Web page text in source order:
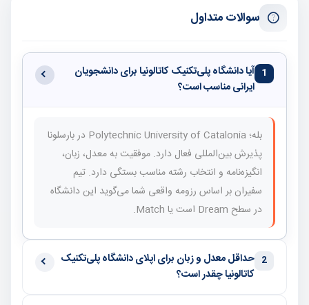
سوالات متداول
1 آیا دانشگاه پلی‌تکنیک کاتالونیا برای دانشجویان
ایرانی مناسب است؟
بله؛ Polytechnic University of Catalonia در بارسلونا
پذیرش بین‌المللی فعال دارد. موفقیت به معدل، زبان،
انگیزه‌نامه و انتخاب رشته مناسب بستگی دارد. تیم
سفیران بر اساس رزومه واقعی شما می‌گوید این دانشگاه
در سطح Dream است یا Match.
2 حداقل معدل و زبان برای اپلای دانشگاه پلی‌تکنیک
کاتالونیا چقدر است؟